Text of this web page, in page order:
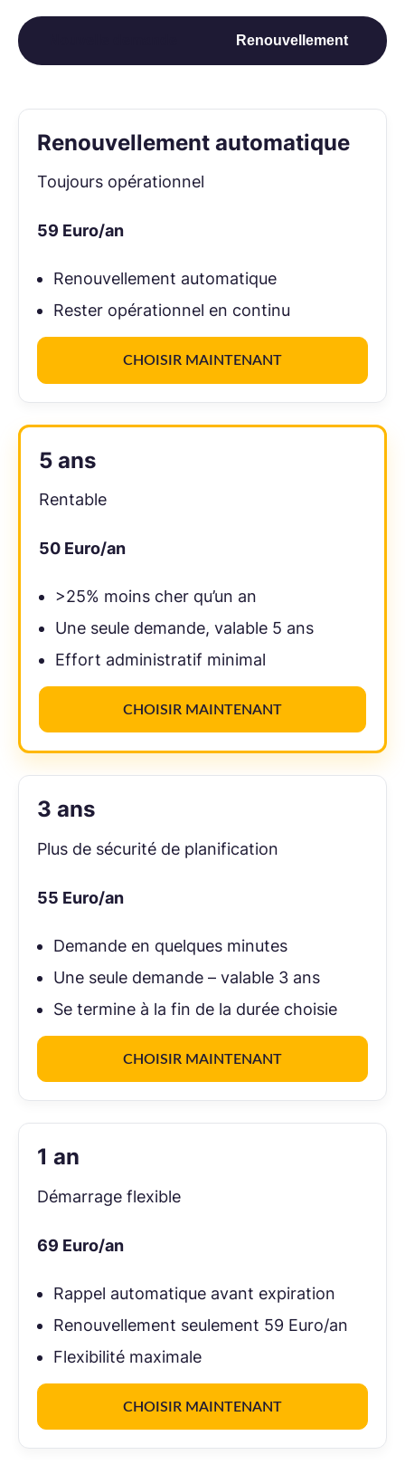
Re­nou­vel­le­ment
Re­nou­vel­le­ment auto­ma­ti­que
Toujours opérationnel
59 Euro/an
Re­nou­vel­le­ment auto­ma­ti­que
Rester opérationnel en continu
CHOISIR MAINTENANT
5 ans
Ren­ta­ble
50 Euro/an
>25% moins cher qu’un an
Une seule demande, valable 5 ans
Effort ad­mi­nis­tra­tif minimal
CHOISIR MAINTENANT
Recommandation
3 ans
Plus de sécurité de pla­ni­fi­ca­tion
55 Euro/an
Demande en quelques minutes
Une seule demande – valable 3 ans
Se termine à la fin de la durée choisie
CHOISIR MAINTENANT
1 an
Démarrage flexible
69 Euro/an
Rappel automatique avant expiration
Renouvellement seulement 59 Euro/an
Flexibilité maximale
CHOISIR MAINTENANT